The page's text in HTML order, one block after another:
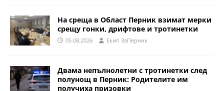
На среща в Област Перник взимат мерки
срещу гонки, дрифтове и тротинетки
05.08.2026 Eкип ЗаПерник
Двама непълнолетни с тротинетки след
полунощ в Перник: Родителите им
получиха призовки